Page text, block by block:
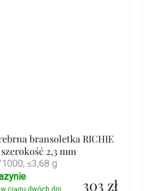
bransoletka RICHIE
szerokość 2,3 mm
≤3,68 g
303 zł